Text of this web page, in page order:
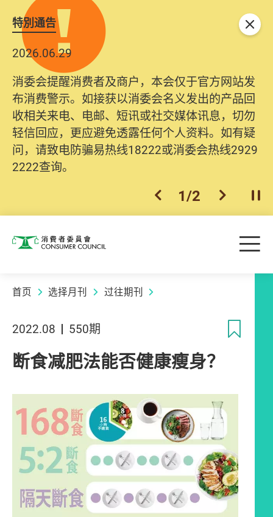
特別通告
2026.06.29
消委会提醒消费者及商户，本会仅于官方网站发
布消费警示。如接获以消委会名义发出的产品回
收相关来电、电邮、短讯或社交媒体讯息，切勿
轻信回应，更应避免透露任何个人资料。如有疑
问，请致电防骗易热线18222或消委会热线2929
2222查询。
上一个
1/2 下一个开
关闭
消费者委员会 目
首页 选择月刊 过往期刊
2022.08 550期
断食减肥法能否健康瘦身？